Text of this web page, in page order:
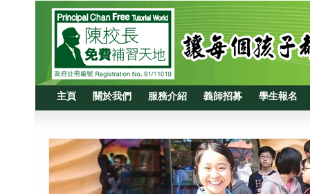
主頁 關於我們 服務介紹 義師招募 學生報名